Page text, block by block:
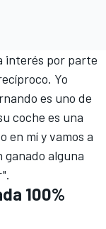
interés por parte
Yo
es uno de
coche es una
en mí y vamos a
alguna
100%